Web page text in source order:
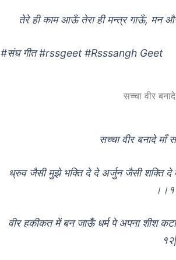
तेरे ही काम आऊँ तेरा ही मन्त्र गाऊँ, मन
#संघ गीत #rssgeet #Rsssangh Geet
सच्चा वीर
सच्चा वीर बनादे माँ
ध्रुव जैसी मुझे भक्ति दे दे अर्जुन जैसी शक्ति दे
वीर हकीकत में बन जाऊँ धर्म पे अपना शीश